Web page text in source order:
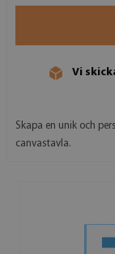
Vi
Skapa en unik och
canvastavla.